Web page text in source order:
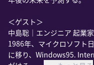
＜ゲスト＞
中島聡｜エンジニア 起業
1986年、マイクロソフト
に移り、Windows95.